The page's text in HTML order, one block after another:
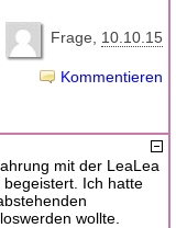
Frage 10.10.15
Kommentieren
mit der LeaLea
Ich hatte
wollte.